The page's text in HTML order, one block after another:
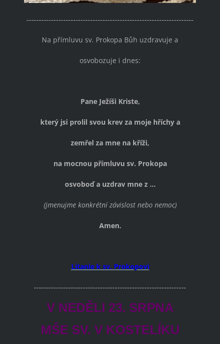
--------------------------------------------------------------------
Na přímluvu sv. Prokopa Bůh uzdravuje a
osvobozuje i dnes:
Pane Ježíši Kriste,
který jsi prolil svou krev za moje hříchy a
zemřel za mne na kříži,
na mocnou přímluvu sv. Prokopa
osvoboď a uzdrav mne z ...
(jmenujme konkrétní závislost nebo nemoc)
Amen.
Litanie k sv. Prokopovi
--------------------------------------------------------------
V NEDĚLI 23. SRPNA
MŠE SV. V KOSTELÍKU